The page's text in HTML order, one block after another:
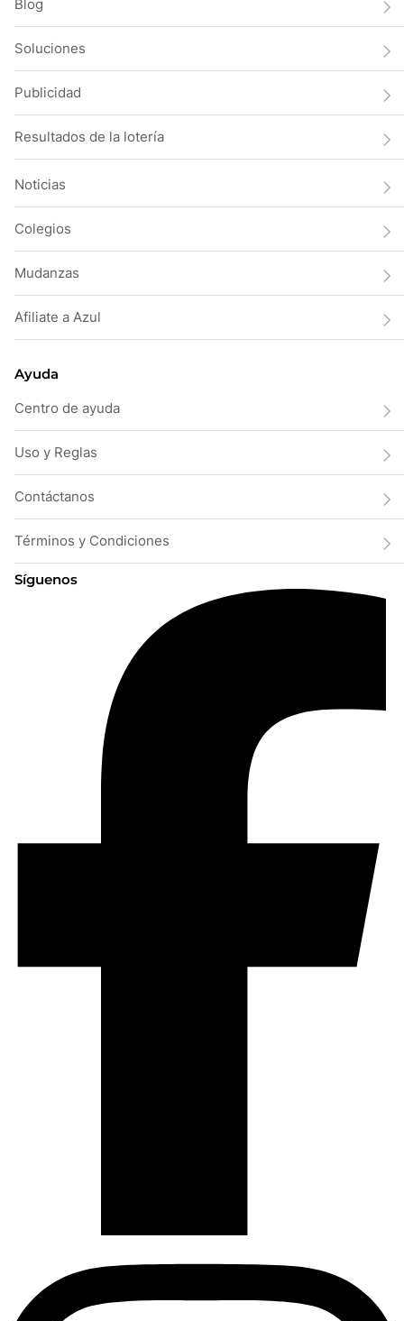
Blog
Soluciones
Publicidad
Resultados de la lotería
Noticias
Colegios
Mudanzas
Afiliate a Azul
Ayuda
Centro de ayuda
Uso y Reglas
Contáctanos
Términos y Condiciones
Síguenos